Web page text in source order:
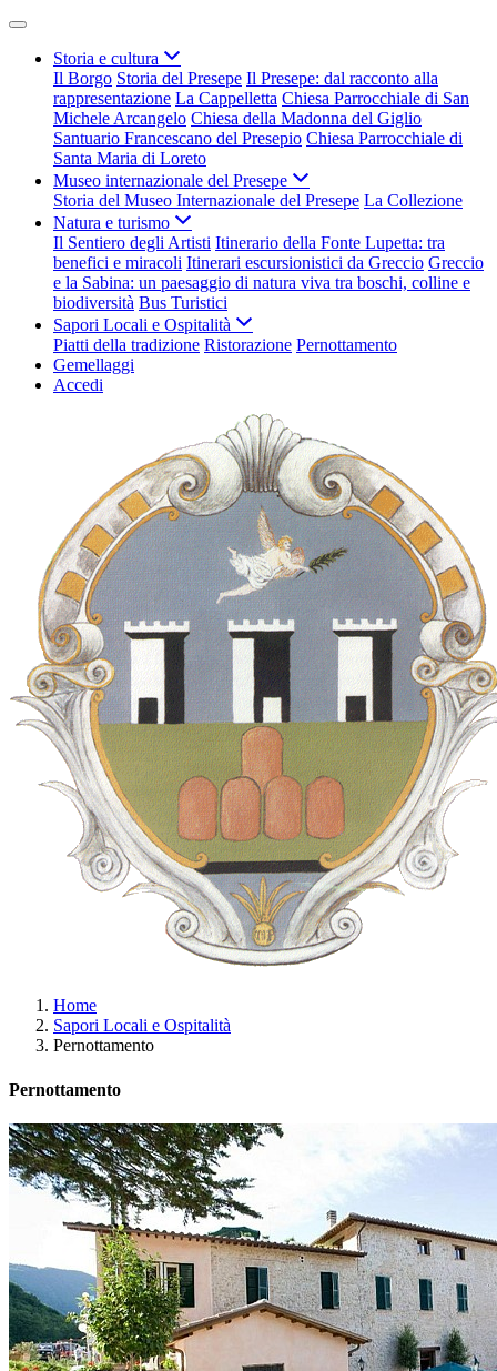
Storia e cultura
Il Borgo Storia del Presepe Il Presepe: dal racconto alla
rappresentazione La Cappelletta Chiesa Parrocchiale di San
Michele Arcangelo Chiesa della Madonna del Giglio
Santuario Francescano del Presepio Chiesa Parrocchiale di
Santa Maria di Loreto
Museo internazionale del Presepe
Storia del Museo Internazionale del Presepe La Collezione
Natura e turismo
Il Sentiero degli Artisti Itinerario della Fonte Lupetta: tra
benefici e miracoli Itinerari escursionistici da Greccio Greccio
e la Sabina: un paesaggio di natura viva tra boschi, colline e
biodiversità Bus Turistici
Sapori Locali e Ospitalità
Piatti della tradizione Ristorazione Pernottamento
Gemellaggi
Accedi
Home
Sapori Locali e Ospitalità
Pernottamento
Pernottamento